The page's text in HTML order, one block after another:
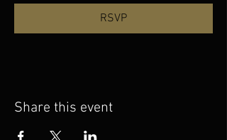
RSVP
Share this event